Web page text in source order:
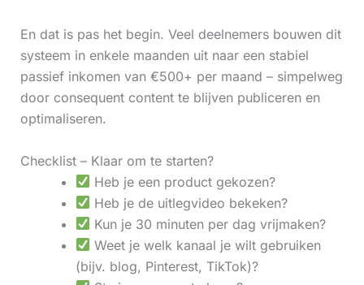
En dat is pas het begin. Veel deelnemers bouwen dit
systeem in enkele maanden uit naar een stabiel
passief inkomen van €500+ per maand – simpelweg
door consequent content te blijven publiceren en
optimaliseren.
Checklist – Klaar om te starten?
Heb je een product gekozen?
Heb je de uitlegvideo bekeken?
Kun je 30 minuten per dag vrijmaken?
Weet je welk kanaal je wilt gebruiken
(bijv. blog, Pinterest, TikTok)?